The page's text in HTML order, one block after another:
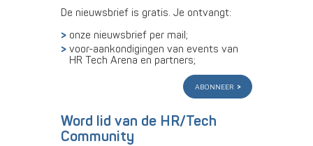
De nieuwsbrief is gratis. Je ontvangt:
onze nieuwsbrief per mail;
voor-aankondigingen van events van
HR Tech Arena en partners;
abonneer
Word lid van de HR/Tech
Community